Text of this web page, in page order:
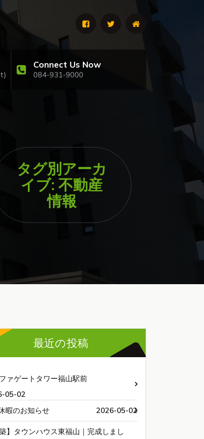
Connect Us Now
084-931-9000
タグ別アーカ
イブ: 不動産
情報
最近の投稿
ァゲートタワー福山駅前
05-02
暇のお知らせ
2026-05-02
築】タウンハウス東福山｜完成しまし